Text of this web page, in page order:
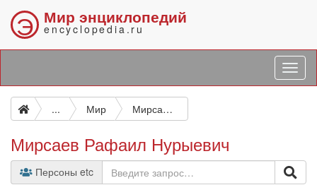
Э Мир энциклопедий
encyclopedia.ru
... Мир Мирсаев Рафаил Нурыевич
Мирсаев Рафаил Нурыевич
Персоны etc